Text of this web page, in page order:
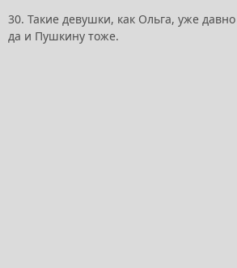
30. Такие девушки, как Ольга, уже
да и Пушкину тоже.